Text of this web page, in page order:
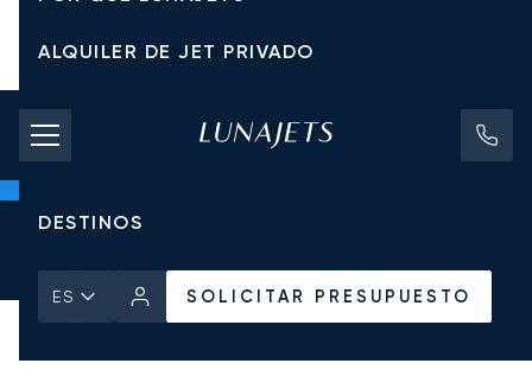
ALQUILER DE JET PRIVADO
TARIFAS DE CHÁRTER
JETS PRIVADOS
DESTINOS
ES SOLICITAR PRESUPUESTO